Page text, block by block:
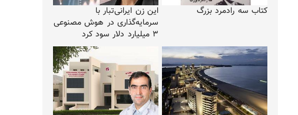
این زن ایرانی‌تبار با
سرمایه‌گذاری در هوش مصنوعی
۳ میلیارد دلار سود کرد
کتاب سه رادمرد بزرگ